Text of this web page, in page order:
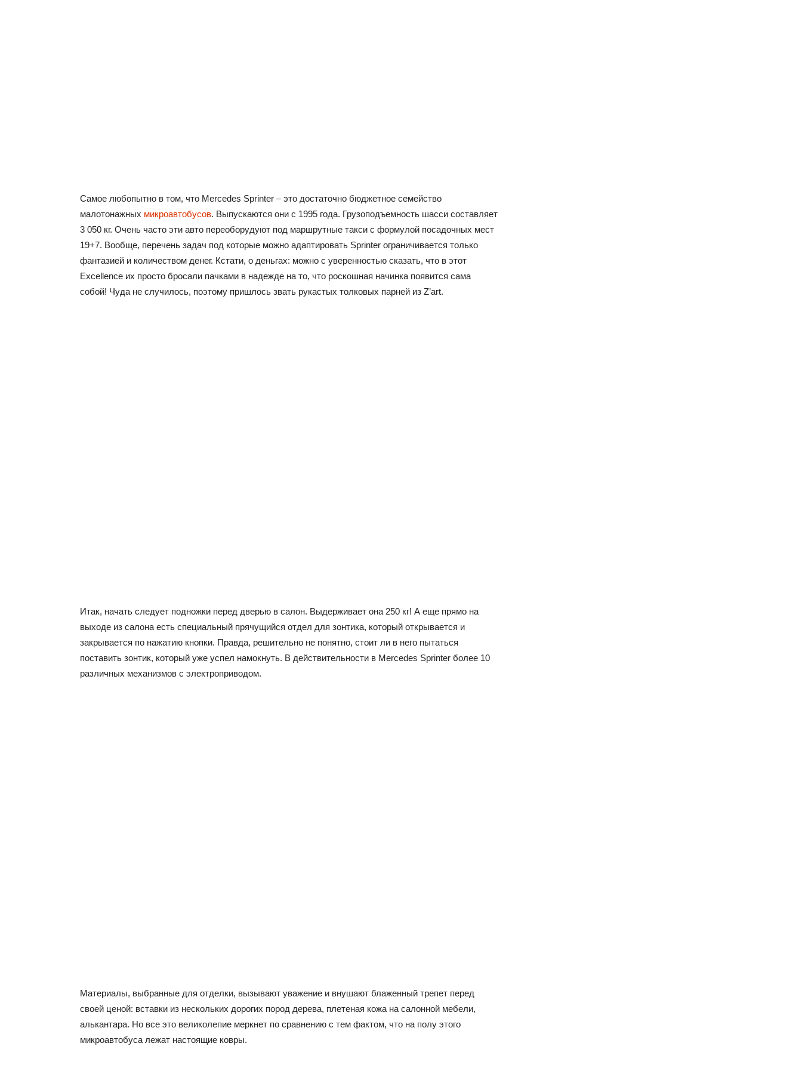
Самое любопытно в том, что Mercedes Sprinter – это достаточно бюджетное семейство
малотонажных микроавтобусов. Выпускаются они с 1995 года. Грузоподъемность шасси составляет
3 050 кг. Очень часто эти авто переоборудуют под маршрутные такси с формулой посадочных мест
19+7. Вообще, перечень задач под которые можно адаптировать Sprinter ограничивается только
фантазией и количеством денег. Кстати, о деньгах: можно с уверенностью сказать, что в этот
Excellence их просто бросали пачками в надежде на то, что роскошная начинка появится сама
собой! Чуда не случилось, поэтому пришлось звать рукастых толковых парней из Z’art.
Итак, начать следует подножки перед дверью в салон. Выдерживает она 250 кг! А еще прямо на
выходе из салона есть специальный прячущийся отдел для зонтика, который открывается и
закрывается по нажатию кнопки. Правда, решительно не понятно, стоит ли в него пытаться
поставить зонтик, который уже успел намокнуть. В действительности в Mercedes Sprinter более 10
различных механизмов с электроприводом.
Материалы, выбранные для отделки, вызывают уважение и внушают блаженный трепет перед
своей ценой: вставки из нескольких дорогих пород дерева, плетеная кожа на салонной мебели,
алькантара. Но все это великолепие меркнет по сравнению с тем фактом, что на полу этого
микроавтобуса лежат настоящие ковры.